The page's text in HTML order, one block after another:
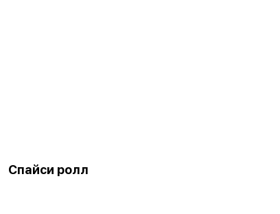
Спайси ролл